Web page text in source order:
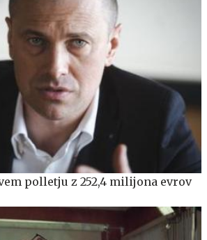
polletju z 252,4 milijona evrov